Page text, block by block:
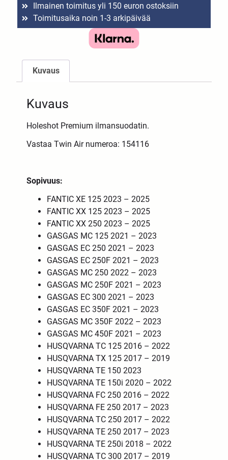
Ilmainen toimitus yli 150 euron ostoksiin
Toimitusaika noin 1-3 arkipäivää
Kuvaus
Kuvaus
Holeshot Premium ilmansuodatin.
Vastaa Twin Air numeroa: 154116
Sopivuus:
FANTIC XE 125 2023 – 2025
FANTIC XX 125 2023 – 2025
FANTIC XX 250 2023 – 2025
GASGAS MC 125 2021 – 2023
GASGAS EC 250 2021 – 2023
GASGAS EC 250F 2021 – 2023
GASGAS MC 250 2022 – 2023
GASGAS MC 250F 2021 – 2023
GASGAS EC 300 2021 – 2023
GASGAS EC 350F 2021 – 2023
GASGAS MC 350F 2022 – 2023
GASGAS MC 450F 2021 – 2023
HUSQVARNA TC 125 2016 – 2022
HUSQVARNA TX 125 2017 – 2019
HUSQVARNA TE 150 2023
HUSQVARNA TE 150i 2020 – 2022
HUSQVARNA FC 250 2016 – 2022
HUSQVARNA FE 250 2017 – 2023
HUSQVARNA TC 250 2017 – 2022
HUSQVARNA TE 250 2017 – 2023
HUSQVARNA TE 250i 2018 – 2022
HUSQVARNA TC 300 2017 – 2019